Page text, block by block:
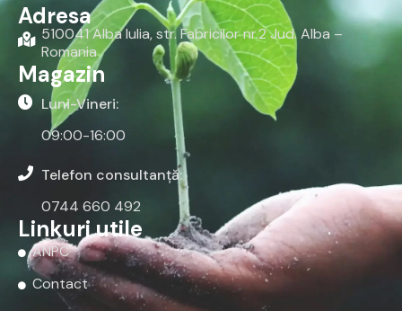
Adresa
510041 Alba Iulia, str. Fabricilor nr.2 Jud. Alba –
Romania
Magazin
Luni-Vineri:
09:00-16:00
Telefon consultanță:
0744 660 492
Linkuri utile
ANPC
Contact